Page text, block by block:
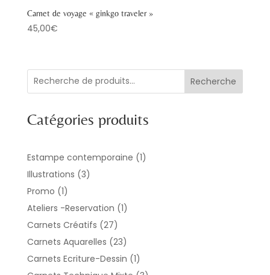
Carnet de voyage « ginkgo traveler »
45,00€
Recherche
Catégories produits
Estampe contemporaine 11
Illustrations 33
Promo 11
produit
Ateliers -Reservation 11
Carnets Créatifs 2727
produits
Carnets Aquarelles 2323
produits
Carnets Ecriture-Dessin 11
produit